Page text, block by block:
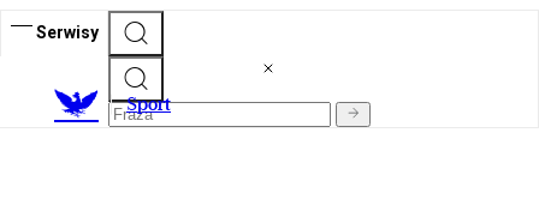
Serwisy
Sport